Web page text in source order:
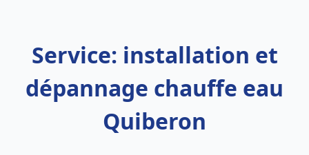
Service: installation et
dépannage chauffe eau
Quiberon